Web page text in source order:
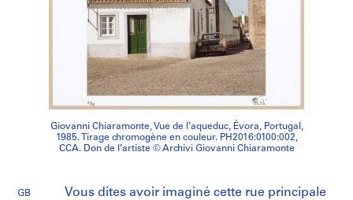
Giovanni Chiaramonte, Vue de l’aqueduc, Évora, Portugal,
1985. Tirage chromogène en couleur. PH2016:0100:002,
CCA. Don de l’artiste © Archivi Giovanni Chiaramonte
GB
Vous dites avoir imaginé cette rue principale